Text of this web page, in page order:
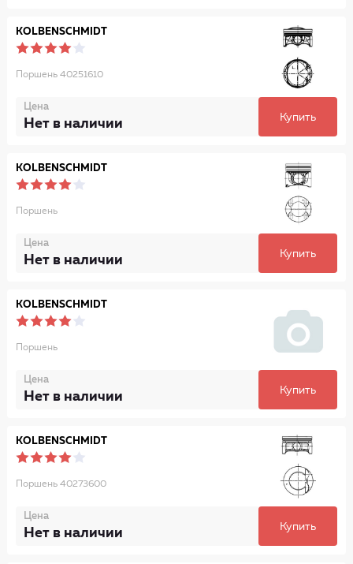
KOLBENSCHMIDT
Поршень 40251610
Цена
Нет в наличии Купить
KOLBENSCHMIDT
Поршень
Цена
Нет в наличии Купить
KOLBENSCHMIDT
Поршень
Цена
Нет в наличии Купить
KOLBENSCHMIDT
Поршень 40273600
Цена
Нет в наличии Купить